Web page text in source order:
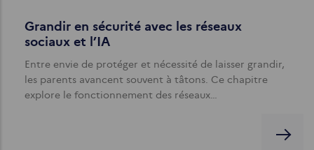
Grandir en sécurité avec les réseaux
sociaux et l’IA
Entre envie de protéger et nécessité de laisser grandir,
les parents avancent souvent à tâtons. Ce chapitre
explore le fonctionnement des réseaux…